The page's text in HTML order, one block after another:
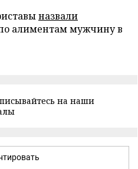
назвали
алиментам мужчину в
на наши